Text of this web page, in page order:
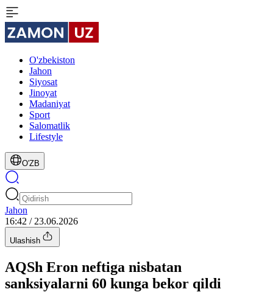
O'zbekiston
Jahon
Siyosat
Jinoyat
Madaniyat
Sport
Salomatlik
Lifestyle
O'ZB
Jahon
16:42 / 23.06.2026
Ulashish
AQSh Eron neftiga nisbatan
sanksiyalarni 60 kunga bekor qildi